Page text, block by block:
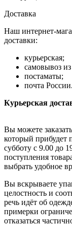
Доставка
Наш интернет-
доставки:
курьерская;
самовывоз
постаматы;
почта России.
Курьерская
Вы можете
который прибудет
субботу с 9.00 до
поступления
выбрать удобное
Вы вскрываете
целостность и
речь идёт об
примерки
отказаться